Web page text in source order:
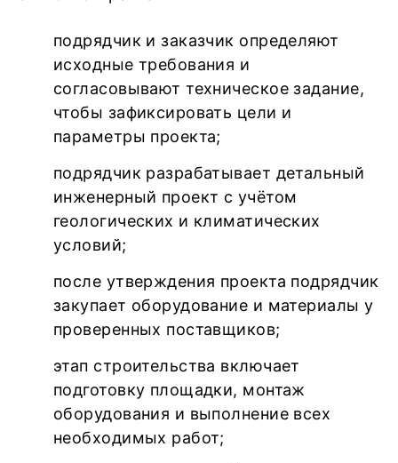
подрядчик и заказчик определяют
исходные требования и
согласовывают техническое задание,
чтобы зафиксировать цели и
параметры проекта;
подрядчик разрабатывает детальный
инженерный проект с учётом
геологических и климатических
условий;
после утверждения проекта подрядчик
закупает оборудование и материалы у
проверенных поставщиков;
этап строительства включает
подготовку площадки, монтаж
оборудования и выполнение всех
необходимых работ;